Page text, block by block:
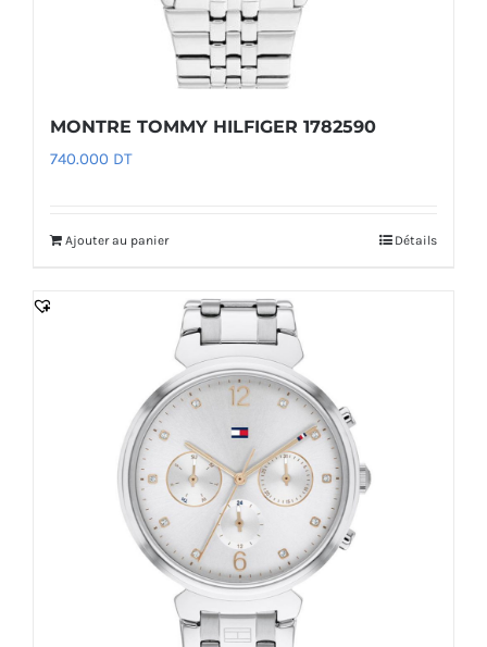
MONTRE TOMMY HILFIGER 1782590
740.000 DT
Ajouter au panier Détails